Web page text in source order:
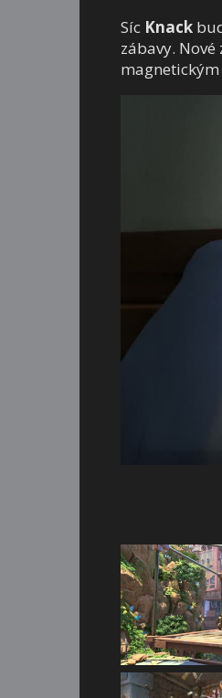
Síc Knack
zábavy.